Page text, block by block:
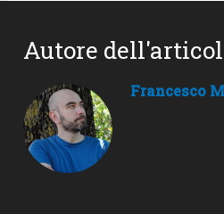
Autore
Francesco